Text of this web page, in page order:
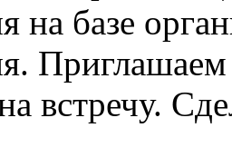
на базе
встречу.